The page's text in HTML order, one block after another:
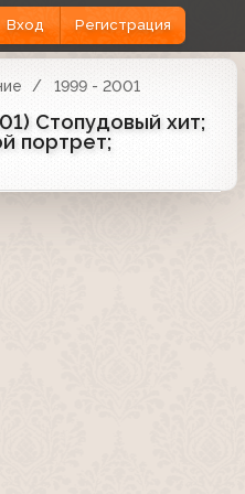
Вход Регистрация
1999 - 2001
Стопудовый хит;
портрет;